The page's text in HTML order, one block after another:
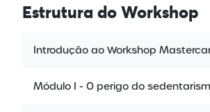
Estrutura do Workshop
Introdução ao Workshop
Módulo I - O perigo do